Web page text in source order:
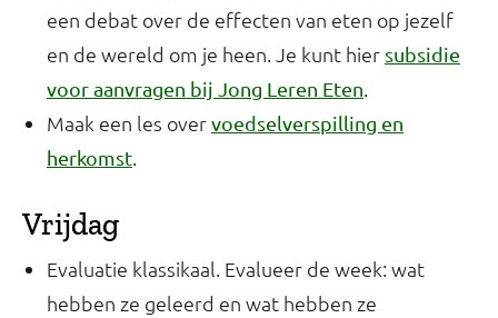
een debat over de effecten van eten op jezelf
en de wereld om je heen. Je kunt hier subsidie
voor aanvragen bij Jong Leren Eten.
Maak een les overvoedselverspilling en
herkomst.
Vrijdag
Evaluatie klassikaal. Evalueer de week: wat
hebben ze geleerd en wat hebben ze